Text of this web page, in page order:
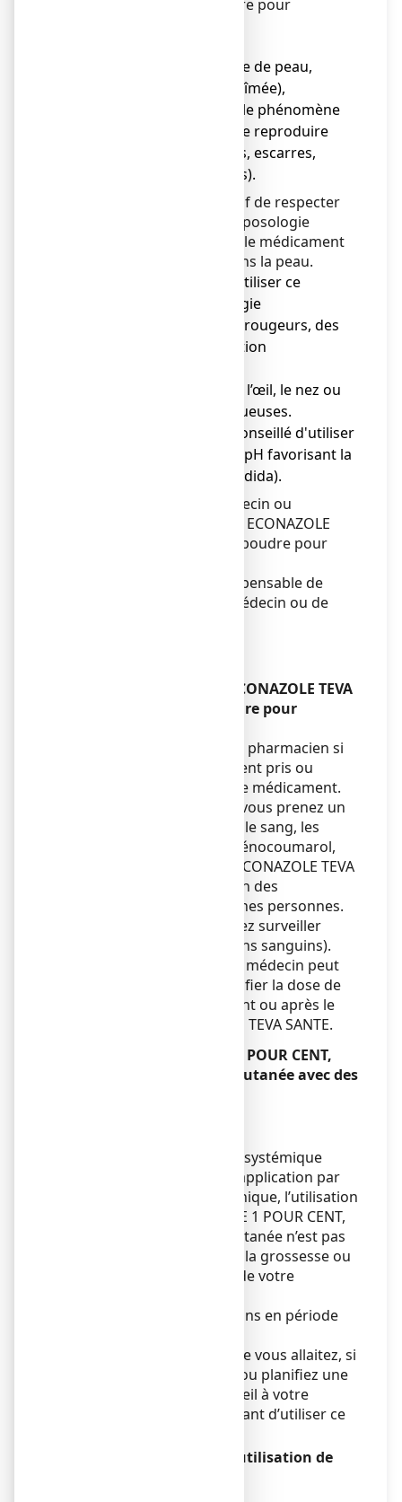
SANTE 1 POUR CENT, poudre pour
● sur une grande surface de peau,
● sur une peau lésée (abîmée),
● dans les situations où le phénomène
d’occlusion locale peut se reproduire
(par exemple sujets âgés, escarres,
lésions sous-mammaires).
Dans ces cas, il est impératif de respecter
les recommandations et la posologie
indiquée dans la notice car le médicament
pénètre plus facilement dans la peau.
● Vous devez arrêter d’utiliser ce
médicament si une allergie
(reconnaissable par des rougeurs, des
boutons…) ou une irritation
● Ne pas appliquer dans l’œil, le nez ou
en général sur des muqueuses.
● Candidoses : il est déconseillé d'utiliser
un savon à pH acide (pH favorisant la
multiplication du Candida).
Adressez-vous à votre médecin ou
pharmacien avant d’utiliser ECONAZOLE
TEVA SANTE 1 POUR CENT, poudre pour
En cas de doute, il est indispensable de
demander l’avis de votre médecin ou de
Autres médicaments et ECONAZOLE TEVA
SANTE 1 POUR CENT, poudre pour
Informez votre médecin ou pharmacien si
vous prenez, avez récemment pris ou
pourriez prendre tout autre médicament.
Prévenez votre médecin si vous prenez un
médicament pour fluidifier le sang, les
antivitamines K (comme acénocoumarol,
fluindione, warfarine) car ECONAZOLE TEVA
SANTE peut modifier l’action des
antivitamines K chez certaines personnes.
Par conséquent, vous devrez surveiller
fréquemment l'INR (examens sanguins).
Selon votre situation, votre médecin peut
également décider de modifier la dose de
votre antivitamine K pendant ou après le
traitement par ECONAZOLE TEVA SANTE.
ECONAZOLE TEVA SANTE 1 POUR CENT,
poudre pour application cutanée avec des
Compte tenu d’un passage systémique
limité mais possible après application par
voie cutanée et du recul clinique, l’utilisation
du ECONAZOLE TEVA SANTE 1 POUR CENT,
poudre pour application cutanée n’est pas
recommandée au cours de la grossesse ou
de l’allaitement, sans l’avis de votre
Ne pas appliquer sur les seins en période
Si vous êtes enceinte ou que vous allaitez, si
vous pensez être enceinte ou planifiez une
grossesse, demandez conseil à votre
médecin ou pharmacien avant d’utiliser ce
Conduite de véhicules et utilisation de